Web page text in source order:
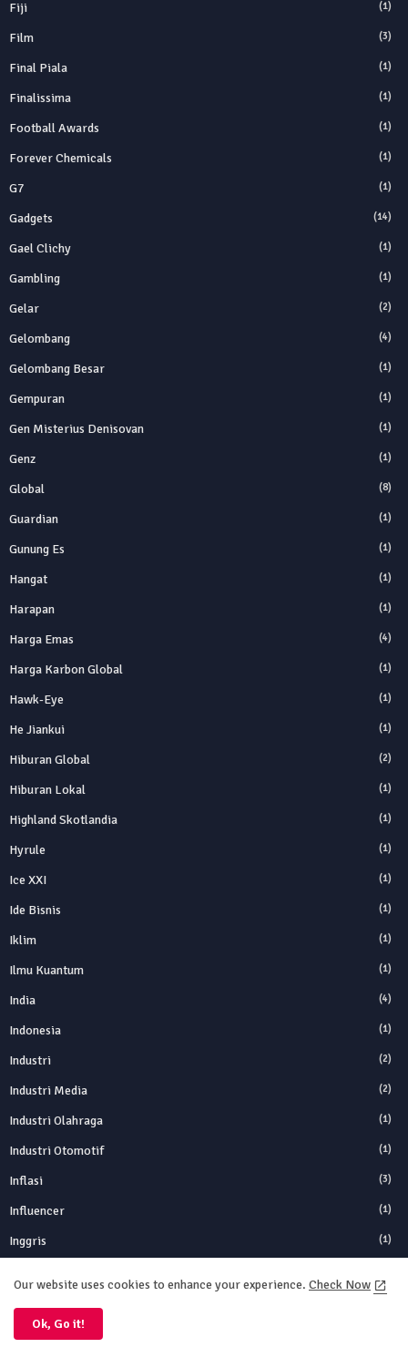
Fiji (1)
Film (3)
Final Piala (1)
Finalissima (1)
Football Awards (1)
Forever Chemicals (1)
G7 (1)
Gadgets (14)
Gael Clichy (1)
Gambling (1)
Gelar (2)
Gelombang (4)
Gelombang Besar (1)
Gempuran (1)
Gen Misterius Denisovan (1)
Genz (1)
Global (8)
Guardian (1)
Gunung Es (1)
Hangat (1)
Harapan (1)
Harga Emas (4)
Harga Karbon Global (1)
Hawk-Eye (1)
He Jiankui (1)
Hiburan Global (2)
Hiburan Lokal (1)
Highland Skotlandia (1)
Hyrule (1)
Ice XXI (1)
Ide Bisnis (1)
Iklim (1)
Ilmu Kuantum (1)
India (4)
Indonesia (1)
Industri (2)
Industri Media (2)
Industri Olahraga (1)
Industri Otomotif (1)
Inflasi (3)
Influencer (1)
Inggris (1)
Instagram
Our website uses cookies to enhance your experience. Check Now
Ok, Go it!